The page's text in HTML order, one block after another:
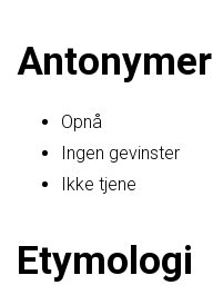
Antonymer
Opnå
Ingen gevinster
Ikke tjene
Etymologi